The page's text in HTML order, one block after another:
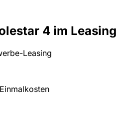
4 im Leasing
Leasing